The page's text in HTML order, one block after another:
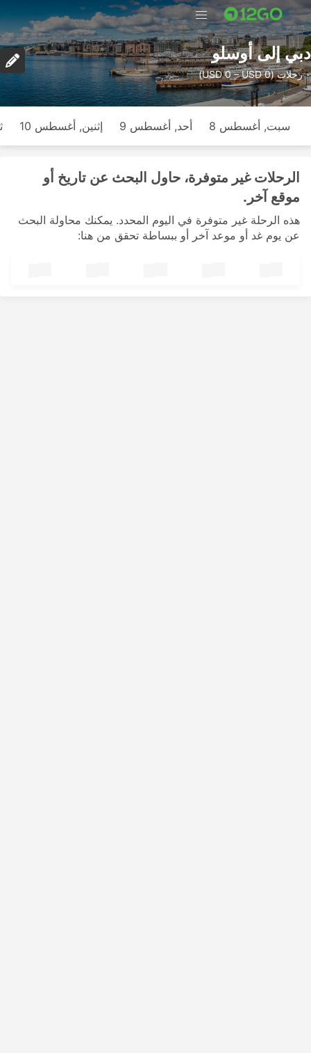
دبي إلى أوسلو
٠ رحلات (USD 0 – USD 0)
سبت, أغسطس 8 أحد, أغسطس 9 إثنين, أغسطس 10
الرحلات غير متوفرة، حاول البحث عن تاريخ أو
موقع آخر.
هذه الرحلة غير متوفرة في اليوم المحدد. يمكنك محاولة البحث
عن يوم غد أو موعد آخر أو ببساطة تحقق من هنا: